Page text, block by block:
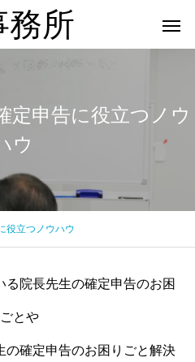
務所
相
歯科医院の決算相談｜
やさしく解説
定申告に役立つノウ
ウ
役立つノウハウ
院長先生の確定申告のお困
とや
の確定申告のお困りごと解決